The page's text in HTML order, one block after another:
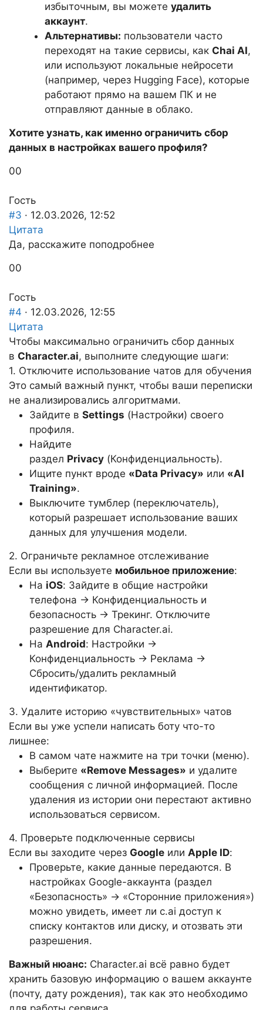
избыточным, вы можете удалить
аккаунт.
Альтернативы: пользователи часто
переходят на такие сервисы, как Chai AI,
или используют локальные нейросети
(например, через Hugging Face), которые
работают прямо на вашем ПК и не
отправляют данные в облако.
Хотите узнать, как именно ограничить сбор
данных в настройках вашего профиля?
Голосуйте
палец
вниз.
0Голосуйте
палец
вверх.
0
Гость
#3 · 12.03.2026, 12:52
Цитата
Да, расскажите поподробнее
Голосуйте
палец
вниз.
0Голосуйте
палец
вверх.
0
Гость
#4 · 12.03.2026, 12:55
Цитата
Чтобы максимально ограничить сбор данных
в Character.ai, выполните следующие шаги:
1. Отключите использование чатов для обучения
Это самый важный пункт, чтобы ваши переписки
не анализировались алгоритмами.
Зайдите в Settings (Настройки) своего
профиля.
Найдите
раздел Privacy (Конфиденциальность).
Ищите пункт вроде «Data Privacy» или «AI
Training».
Выключите тумблер (переключатель),
который разрешает использование ваших
данных для улучшения модели.
2. Ограничьте рекламное отслеживание
Если вы используете мобильное приложение:
На iOS: Зайдите в общие настройки
телефона -> Конфиденциальность и
безопасность -> Трекинг. Отключите
разрешение для Character.ai.
На Android: Настройки ->
Конфиденциальность -> Реклама ->
Сбросить/удалить рекламный
идентификатор.
3. Удалите историю «чувствительных» чатов
Если вы уже успели написать боту что-то
лишнее:
В самом чате нажмите на три точки (меню).
Выберите «Remove Messages» и удалите
сообщения с личной информацией. После
удаления из истории они перестают активно
использоваться сервисом.
4. Проверьте подключенные сервисы
Если вы заходите через Google или Apple ID:
Проверьте, какие данные передаются. В
настройках Google-аккаунта (раздел
«Безопасность» -> «Сторонние приложения»)
можно увидеть, имеет ли c.ai доступ к
списку контактов или диску, и отозвать эти
разрешения.
Важный нюанс: Character.ai всё равно будет
хранить базовую информацию о вашем аккаунте
(почту, дату рождения), так как это необходимо